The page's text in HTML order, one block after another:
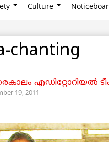
Culture
chanting
എഡിറ്റോറിയല്‍
19, 2011